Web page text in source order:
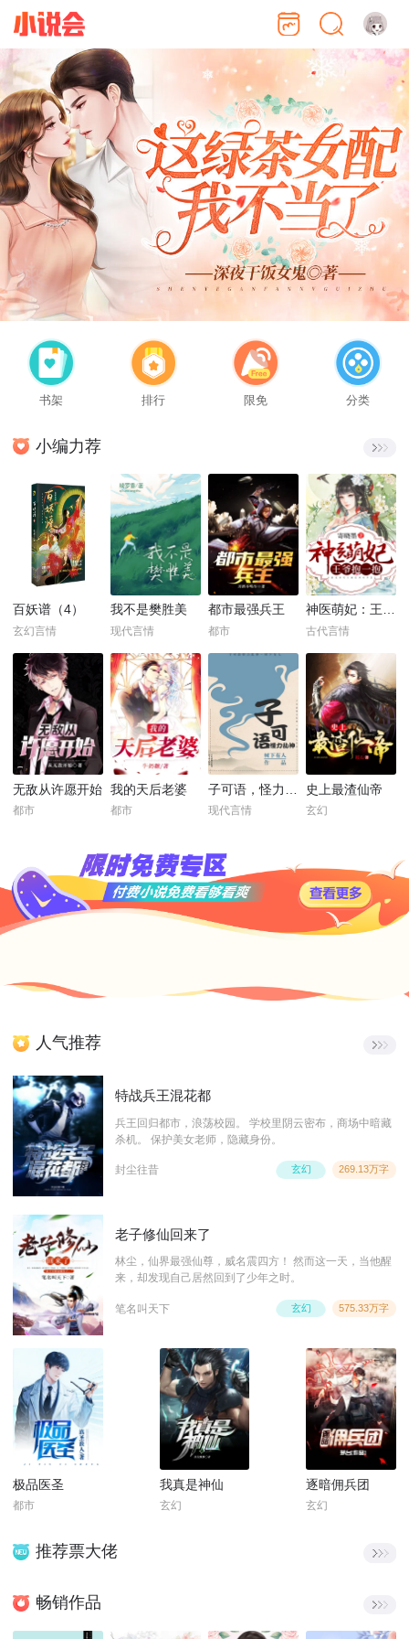
书架 排行 限免 分类
小编力荐
百妖谱（4）
玄幻言情
我不是樊胜美
现代言情
都市最强兵王
都市
神医萌妃：王爷，抱一抱！
古代言情
无敌从许愿开始
都市
我的天后老婆
都市 现代言情
史上最渣仙帝
玄幻
人气推荐
特战兵王混花都
兵王回归都市，浪荡校园。 学校里阴云密布，商场中暗藏
杀机。 保护美女老师，隐藏身份。
封尘往昔 269.13万字
玄幻
老子修仙回来了
林尘，仙界最强仙尊，威名震四方！ 然而这一天，当他醒
来，却发现自己居然回到了少年之时。
笔名叫天下 575.33万字
玄幻
极品医圣
都市
我真是神仙
玄幻
逐暗佣兵团
玄幻
推荐票大佬
畅销作品